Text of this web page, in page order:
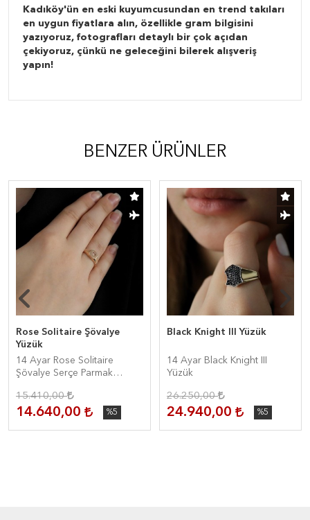
Kadıköy'ün en eski kuyumcusundan en trend takıları
en uygun fiyatlara alın, özellikle gram bilgisini
yazıyoruz, fotografları detaylı bir çok açıdan
çekiyoruz, çünkü ne geleceğini bilerek alışveriş
yapın!
BENZER ÜRÜNLER
Rose Solitaire Şövalye
Yüzük
14 Ayar Rose Solitaire
Şövalye Serçe Parmak
15.410,00
14.640,00 %5
Black Knight III Yüzük
14 Ayar Black Knight III
Yüzük
26.250,00
24.940,00 %5